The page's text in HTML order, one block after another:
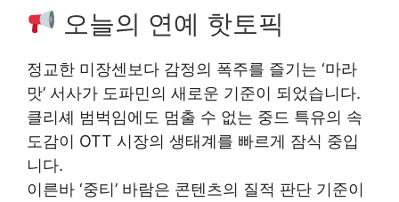
오늘의 연예 핫토픽
정교한 미장센보다 감정의 폭주를 즐기는 ‘마라
맛’ 서사가 도파민의 새로운 기준이 되었습니다.
클리셰 범벅임에도 멈출 수 없는 중드 특유의 속
도감이 OTT 시장의 생태계를 빠르게 잠식 중입
니다.
이른바 ‘중티’ 바람은 콘텐츠의 질적 판단 기준이